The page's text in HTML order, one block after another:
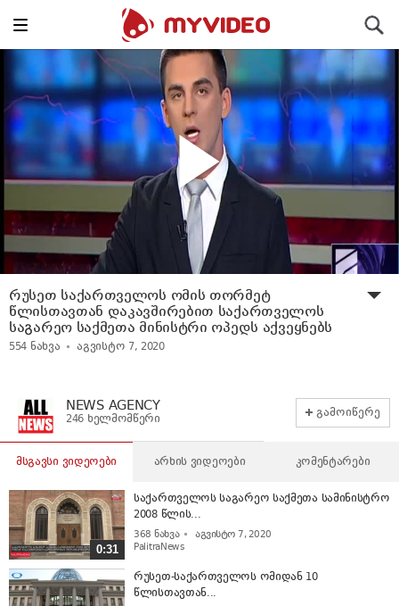
Toggle
რუსეთ საქართველოს ომის თორმეტ
წლისთავთან დაკავშირებით საქართველოს
საგარეო საქმეთა მინისტრი ოპედს აქვეყნებს
554 ნახვა აგვისტო 7, 2020
გამოიწერე
NEWS AGENCY
246 ხელმომწერი
მსგავსი ვიდეოები არხის ვიდეოები კომენტარები
0:31
საქართველოს საგარეო საქმეთა სამინისტრო
2008 წლის...
368 ნახვა
აგვისტო 7, 2020
PalitraNews
რუსეთ-საქართველოს ომიდან 10
წლისთავთან...